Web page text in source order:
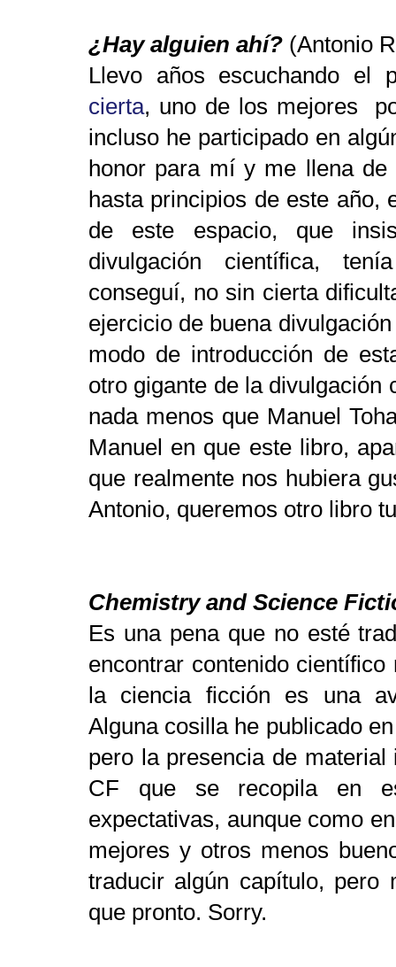
¿Hay alguien ahí? (Antonio
Llevo años escuchando el
cierta, uno de los mejores
incluso he participado en
honor para mí y me llena
hasta principios de este año,
de este espacio, que
divulgación científica,
conseguí, no sin cierta
ejercicio de buena
modo de introducción de
otro gigante de la divulgación
nada menos que Manuel
Manuel en que este libro,
que realmente nos hubiera
Antonio, queremos otro libro
Chemistry and Science
Es una pena que no esté
encontrar contenido
la ciencia ficción es una
Alguna cosilla he publicado
pero la presencia de
CF que se recopila en
expectativas, aunque como
mejores y otros menos
traducir algún capítulo,
que pronto. Sorry.